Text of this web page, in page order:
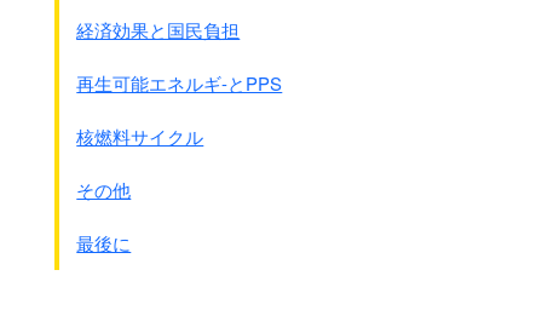
2種類以上の薬が使われることがあります。
この原因の有害事象は、
薬の使用量は一気に減ります
血圧(上) 130 mmHg→150 mmHg
総コレステロ－ル 225 mg/dl→245 mg/dl
尿酸値 6.0 mg/dl→8.5 mg/dl
経済効果と国民負担
再生可能エネルギ-とPPS
核燃料サイクル
その他
最後に